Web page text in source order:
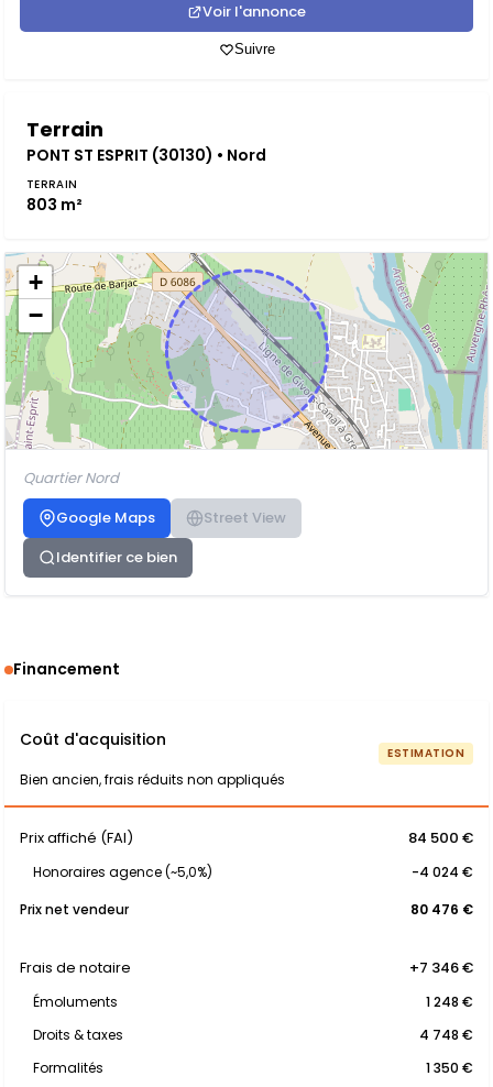
Voir l'annonce
Suivre
Terrain
PONT ST ESPRIT (30130) • Nord
TERRAIN
803 m²
+
−
Quartier Nord
Google Maps
Street View
Identifier ce bien
Financement
Coût d'acquisition
Bien ancien, frais réduits non appliqués
ESTIMATION
Prix affiché (FAI) 84 500 €
Honoraires agence (~5,0%)
-4 024 €
Prix net vendeur
80 476 €
Frais de notaire +7 346 €
Émoluments
1 248 €
Droits & taxes
4 748 €
Formalités
1 350 €